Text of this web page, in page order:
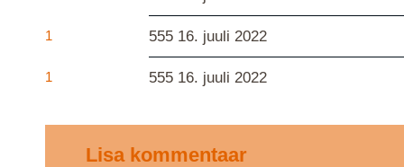
1 555 16. juuli 2022
1 555 16. juuli 2022
Lisa kommentaar